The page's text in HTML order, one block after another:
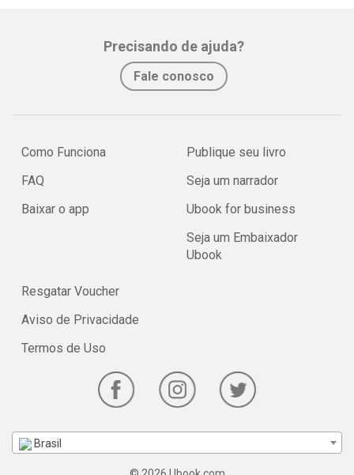
Precisando de ajuda?
Fale conosco
Como Funciona
FAQ
Baixar o app
Publique seu livro
Seja um narrador
Ubook for business
Seja um Embaixador
Ubook
Resgatar Voucher
Aviso de Privacidade
Termos de Uso
Brasil